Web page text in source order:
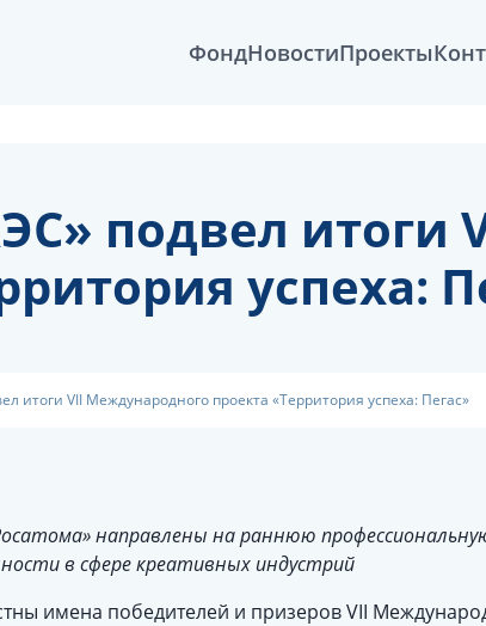
ФондНовостиПроекты
подвел итоги
успеха:
итоги VII Международного проекта «Территория успеха: Пегас»
направлены на раннюю
в сфере креативных индустрий
имена победителей и призеров VII